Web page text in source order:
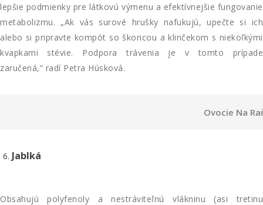
lepšie podmienky pre látkovú výmenu a efektívnejšie fungovanie
metabolizmu. „Ak vás surové hrušky nafukujú, upečte si ich
alebo si pripravte kompót so škoricou a klinčekom s niekoľkými
kvapkami stévie. Podpora trávenia je v tomto prípade
zaručená,“ radí Petra Húsková.
Ovocie Na
Jablká
Obsahujú polyfenoly a nestráviteľnú vlákninu (asi tretinu